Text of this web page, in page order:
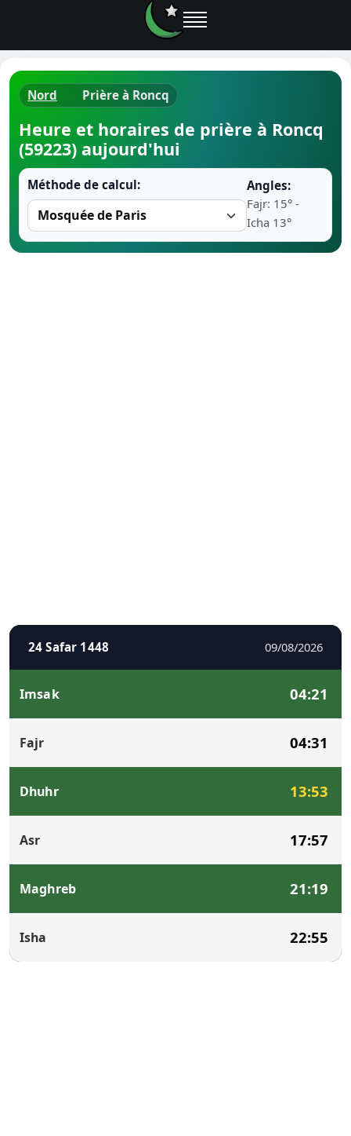
Ramadan
Nord Prière à Roncq
Heure et horaires de prière à Roncq
(59223) aujourd'hui
Méthode de calcul:
Angles:
Fajr: 15° -
Icha 13°
24 Safar 1448 09/08/2026
Imsak 04:21
Fajr 04:31
Dhuhr 13:53
Asr 17:57
Maghreb 21:19
Isha 22:55